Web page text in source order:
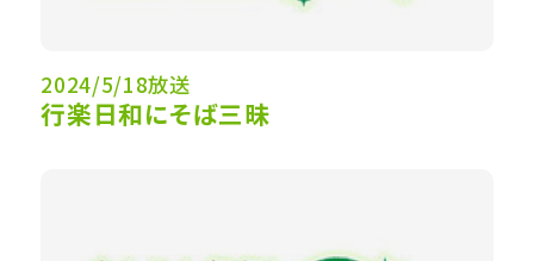
2024/5/18放送
行楽日和にそば三昧